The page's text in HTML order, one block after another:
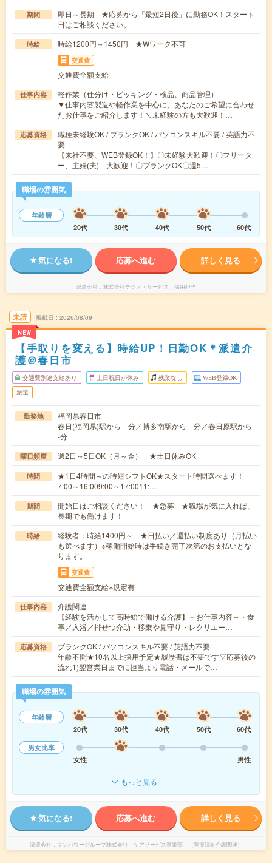
期間
即日～長期 ★応募から「最短2日後」に勤務OK！スタート
日はご相談ください。
時給 時給1200円～1450円 ★Wワーク不可
交通費
交通費全額支給
仕事内容
軽作業（仕分け・ピッキング・検品、商品管理）
▼仕事内容製造や軽作業を中心に、あなたのご希望に合わせ
たお仕事をご紹介します！＼未経験の方も大歓迎！…
応募資格
職種未経験OK / ブランクOK / パソコンスキル不要 / 英語力不
要
【来社不要、WEB登録OK！】〇未経験大歓迎！〇フリータ
ー、主婦(夫) 大歓迎！〇ブランクOK〇週5…
職場の雰囲気
年齢層
20代
30代 40代 50代 60代
気になる! 応募へ進む 詳しく見る
派遣会社 株式会社テクノ・サービス 採用担当
未読
NEW
掲載日 2026/08/09
【手取りを変える】時給UP！日勤OK＊派遣介
護＠春日市
交通費別途支給あり 土日祝日が休み 残業なし WEB登録OK
派遣
勤務地
福岡県春日市
春日(福岡県)駅から---分／博多南駅から---分／春日原駅から--
-分
曜日頻度 週2日～5日OK（月～金） ★土日休みOK
時間
★1日4時間～の時短シフトOK★スタート時間選べます！
7:00～16:009:00～17:0011:…
期間
開始日はご相談ください！ ★急募 ★職場が気に入れば、
長期でも働けます！
時給
経験者：時給1400円～ ★日払い／週払い制度あり（月払い
も選べます）※稼働開始時は手続き完了次第のお支払いとな
ります。
交通費
交通費全額支給※規定有
仕事内容
介護関連
【経験を活かして高時給で働ける介護】～お仕事内容～・食
事／入浴／排せつ介助・移乗や見守り・レクリエー…
応募資格
ブランクOK / パソコンスキル不要 / 英語力不要
年齢不問★10名以上採用予定★履歴書は不要です▽応募後の
流れ1)翌営業日までに担当より電話・メールで…
職場の雰囲気
年齢層
20代
30代 40代 50代
60代
男女比率
女性
男性
もっと見る
気になる! 応募へ進む 詳しく見る
派遣会社 マンパワーグループ株式会社 ケアサービス事業部 （医療福祉介護関連）